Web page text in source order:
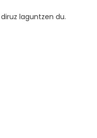
laguntzen du.